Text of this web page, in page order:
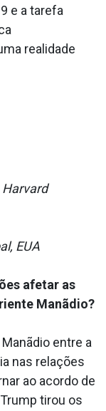
e a tarefa
realidade
EUA
afetar as
Manãdio?
entre a
nas relações
ao acordo de
tirou os